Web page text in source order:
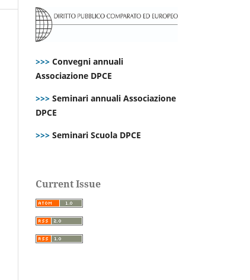
>>> Convegni annuali
Associazione DPCE
>>> Seminari annuali Associazione
DPCE
>>> Seminari Scuola DPCE
Current Issue